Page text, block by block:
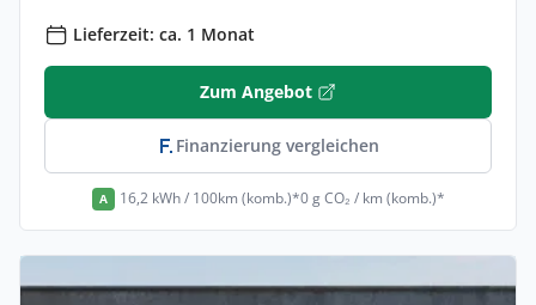
Lieferzeit: ca. 1 Monat
Zum Angebot
Finanzierung vergleichen
A 16,2 kWh / 100km (komb.)*0 g CO₂ / km (komb.)*